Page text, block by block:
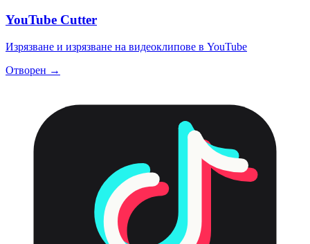
YouTube Cutter
Изрязване и изрязване на видеоклипове в YouTube
Отворен →